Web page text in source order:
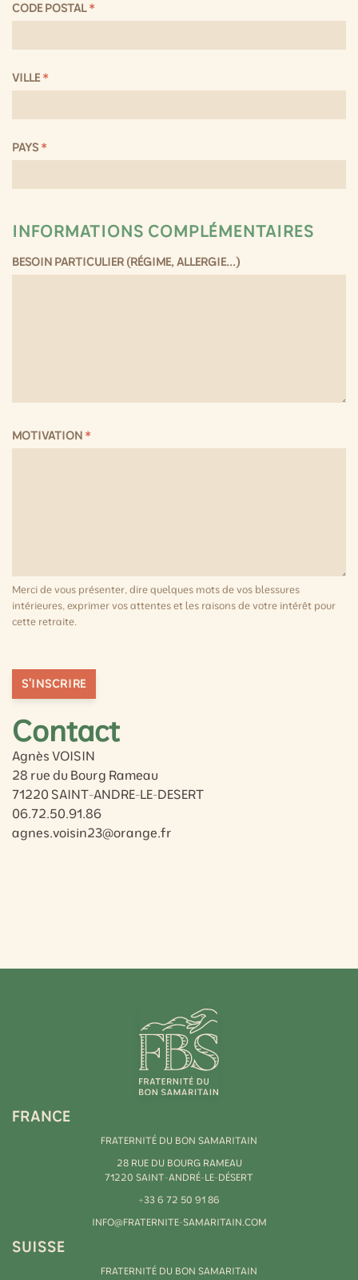
CODE POSTAL*
VILLE*
PAYS *
INFORMATIONS COMPLÉMENTAIRES
BESOIN PARTICULIER (RÉGIME, ALLERGIE...)
MOTIVATION *
Merci de vous présenter, dire quelques mots de vos blessures
intérieures, exprimer vos attentes et les raisons de votre intérêt pour
cette retraite.
S'INSCRIRE
Contact
Agnès VOISIN
28 rue du Bourg Rameau
71220 SAINT-ANDRE-LE-DESERT
06.72.50.91.86
agnes.voisin23@orange.fr
FRANCE
FRATERNITÉ DU BON SAMARITAIN
28 RUE DU BOURG RAMEAU
71220 SAINT-ANDRÉ-LE-DÉSERT
+33 6 72 50 91 86
INFO@FRATERNITE-SAMARITAIN.COM
SUISSE
FRATERNITÉ DU BON SAMARITAIN